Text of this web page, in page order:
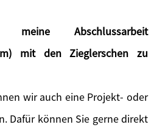
Abschlussarbeit
mit den Zieglerschen zu
wir auch eine Projekt- oder
Dafür können Sie gerne direkt